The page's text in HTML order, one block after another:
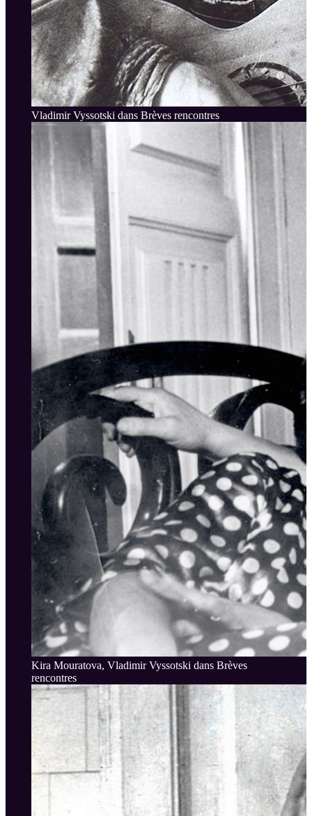
Vladimir Vyssotski dans Brèves rencontres
Kira Mouratova, Vladimir Vyssotski dans Brèves
rencontres